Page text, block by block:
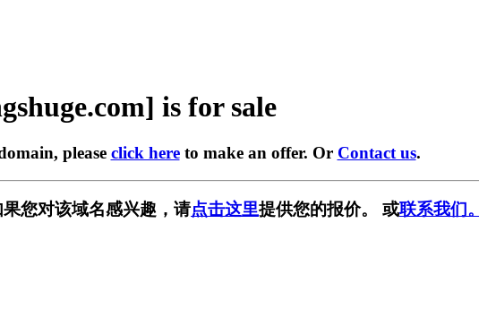
is for sale
please click hereto make an offer. Or Contact us.
您对该域名感兴趣，请点击这里提供您的报价。 或联系我们。